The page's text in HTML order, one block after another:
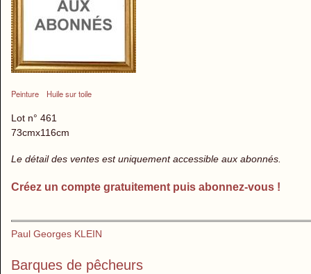
Peinture Huile sur toile
Lot n° 461
73cmx116cm
Le détail des ventes est uniquement accessible aux abonnés.
Créez un compte gratuitement puis abonnez-vous !
Paul Georges KLEIN
Barques de pêcheurs